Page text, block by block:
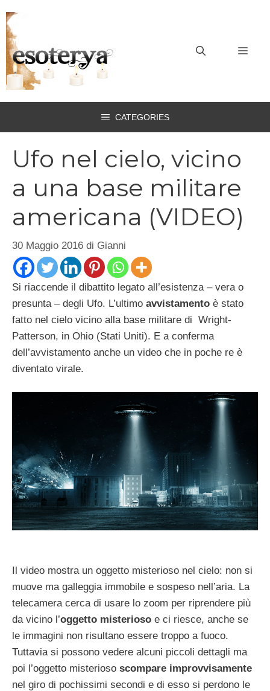
al
contenuto
CATEGORIES
Ufo nel cielo, vicino
a una base militare
americana (VIDEO)
30 Maggio 2016 di Gianni
Si riaccende il dibattito legato all’esistenza – vera o
presunta – degli Ufo. L’ultimo avvistamento è stato
fatto nel cielo vicino alla base militare di Wright-
Patterson, in Ohio (Stati Uniti). E a conferma
dell’avvistamento anche un video che in poche re è
diventato virale.
Il video mostra un oggetto misterioso nel cielo: non si
muove ma galleggia immobile e sospeso nell’aria. La
telecamera cerca di usare lo zoom per riprendere più
da vicino l’oggetto misterioso e ci riesce, anche se
le immagini non risultano essere troppo a fuoco.
Tuttavia si possono vedere alcuni piccoli dettagli ma
poi l’oggetto misterioso scompare improvvisamente
nel giro di pochissimi secondi e di esso si perdono le